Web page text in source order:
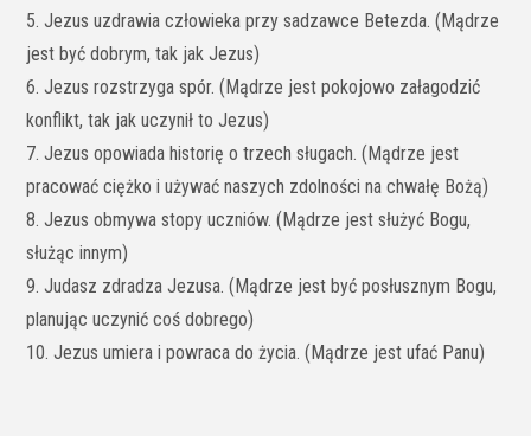
5. Jezus uzdrawia człowieka przy sadzawce Betezda. (Mądrze
jest być dobrym, tak jak Jezus)
6. Jezus rozstrzyga spór. (Mądrze jest pokojowo załagodzić
konflikt, tak jak uczynił to Jezus)
7. Jezus opowiada historię o trzech sługach. (Mądrze jest
pracować ciężko i używać naszych zdolności na chwałę Bożą)
8. Jezus obmywa stopy uczniów. (Mądrze jest służyć Bogu,
służąc innym)
9. Judasz zdradza Jezusa. (Mądrze jest być posłusznym Bogu,
planując uczynić coś dobrego)
10. Jezus umiera i powraca do życia. (Mądrze jest ufać Panu)